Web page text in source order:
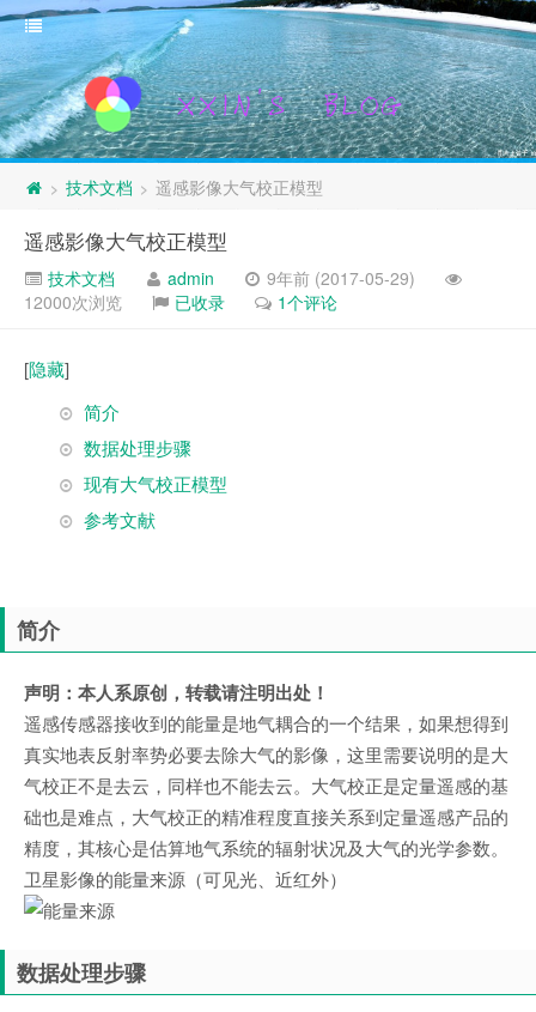
> 技术文档 > 遥感影像大气校正模型
遥感影像大气校正模型
技术文档 admin
9年前 (2017-05-29)
12000次浏览
已收录 1个评论
[隐藏]
简介
数据处理步骤
现有大气校正模型
参考文献
简介
声明：本人系原创，转载请注明出处！
遥感传感器接收到的能量是地气耦合的一个结果，如果想得到
真实地表反射率势必要去除大气的影像，这里需要说明的是大
气校正不是去云，同样也不能去云。大气校正是定量遥感的基
础也是难点，大气校正的精准程度直接关系到定量遥感产品的
精度，其核心是估算地气系统的辐射状况及大气的光学参数。
卫星影像的能量来源（可见光、近红外）
数据处理步骤